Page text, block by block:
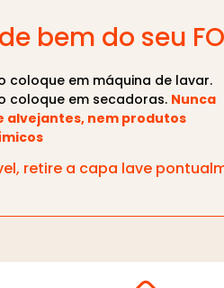
bem do seu
coloque em máquina de lavar.
coloque em secadoras. Nunca
alvejantes, nem produtos
retire a capa lave